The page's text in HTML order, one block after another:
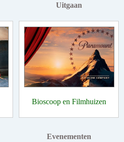
Uitgaan
Bioscoop en Filmhuizen
Evenementen